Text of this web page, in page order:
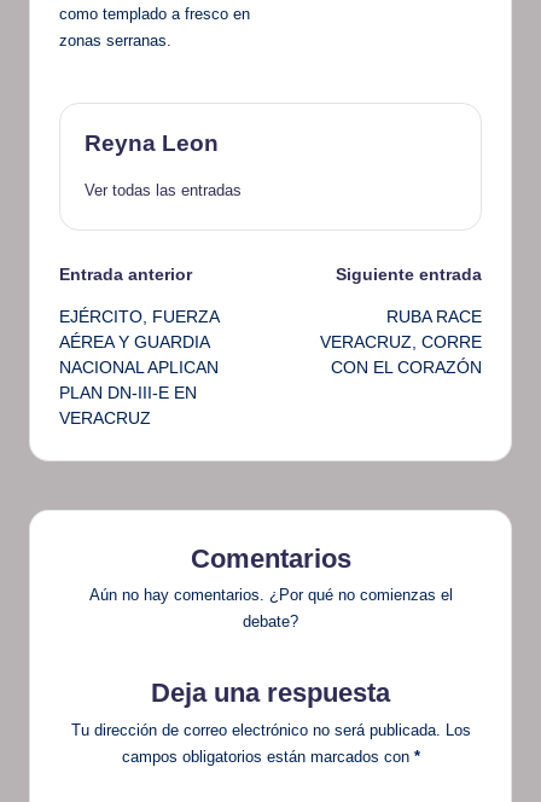
como templado a fresco en
zonas serranas.
Reyna Leon
Ver todas las entradas
Navegación
de
entradas
Entrada anterior
EJÉRCITO, FUERZA
AÉREA Y GUARDIA
NACIONAL APLICAN
PLAN DN-III-E EN
VERACRUZ
Siguiente entrada
RUBA RACE
VERACRUZ, CORRE
CON EL CORAZÓN
Comentarios
Aún no hay comentarios. ¿Por qué no comienzas el
debate?
Deja una respuesta
Tu dirección de correo electrónico no será publicada. Los
campos obligatorios están marcados con *